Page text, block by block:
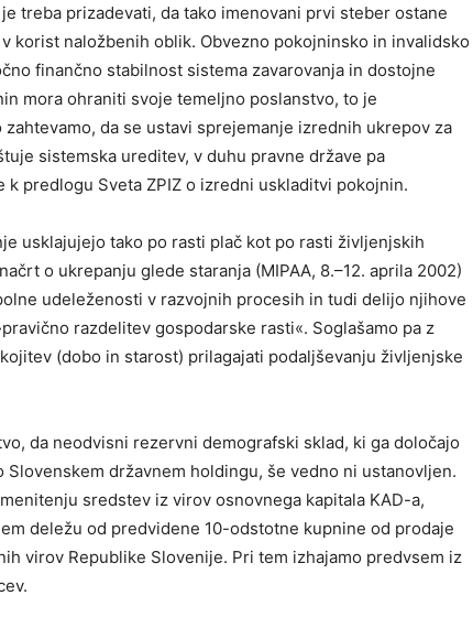
treba prizadevati, da tako imenovani prvi steber ostane
korist naložbenih oblik. Obvezno pokojninsko in invalidsko
finančno stabilnost sistema zavarovanja in dostojne
mora ohraniti svoje temeljno poslanstvo, to je
da se ustavi sprejemanje izrednih ukrepov za
sistemska ureditev, v duhu pravne države pa
k predlogu Sveta ZPIZ o izredni uskladitvi pokojnin.
usklajujejo tako po rasti plač kot po rasti življenjskih
o ukrepanju glede staranja (MIPAA, 8.–12. aprila 2002)
udeleženosti v razvojnih procesih in tudi delijo njihove
razdelitev gospodarske rasti«. Soglašamo pa z
(dobo in starost) prilagajati podaljševanju življenjske
da neodvisni rezervni demografski sklad, ki ga določajo
Slovenskem državnem holdingu, še vedno ni ustanovljen.
sredstev iz virov osnovnega kapitala KAD-a,
deležu od predvidene 10-odstotne kupnine od prodaje
virov Republike Slovenije. Pri tem izhajamo predvsem iz